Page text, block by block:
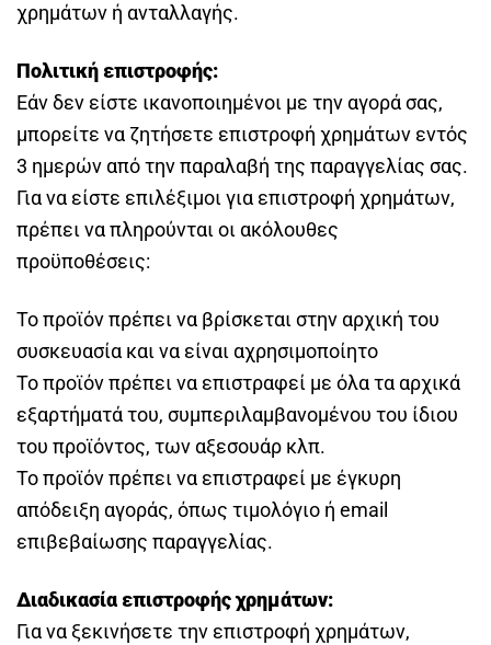
χρημάτων ή ανταλλαγής.
Πολιτική επιστροφής:
Εάν δεν είστε ικανοποιημένοι με την αγορά σας,
μπορείτε να ζητήσετε επιστροφή χρημάτων εντός
3 ημερών από την παραλαβή της παραγγελίας σας.
Για να είστε επιλέξιμοι για επιστροφή χρημάτων,
πρέπει να πληρούνται οι ακόλουθες
προϋποθέσεις:
Το προϊόν πρέπει να βρίσκεται στην αρχική του
συσκευασία και να είναι αχρησιμοποίητο
Το προϊόν πρέπει να επιστραφεί με όλα τα αρχικά
εξαρτήματά του, συμπεριλαμβανομένου του ίδιου
του προϊόντος, των αξεσουάρ κλπ.
Το προϊόν πρέπει να επιστραφεί με έγκυρη
απόδειξη αγοράς, όπως τιμολόγιο ή email
επιβεβαίωσης παραγγελίας.
Διαδικασία επιστροφής χρημάτων:
Για να ξεκινήσετε την επιστροφή χρημάτων,